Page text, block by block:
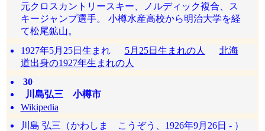
元クロスカントリースキー、ノルディック複合、ス
キージャンプ選手。 小樽水産高校から明治大学を経
て松尾鉱山。
1927年5月25日生まれ 5月25日生まれの人
北海
道出身の1927年生まれの人
30
川島弘三 小樽市
Wikipedia
川島 弘三（かわしま こうぞう、1926年9月26日 - ）